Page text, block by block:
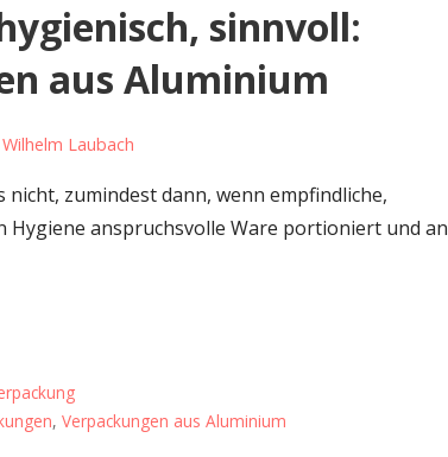
sinnvoll:
aus Aluminium
Wilhelm Laubach
nicht, zumindest dann, wenn empfindliche,
Hygiene anspruchsvolle Ware portioniert und an
,Verpackungen aus Aluminium